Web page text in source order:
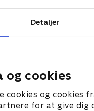
Detaljer
og cookies
cookies og cookies
for at give dig
5. august 2026